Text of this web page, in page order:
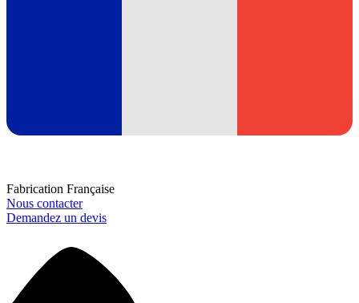
Fabrication Française
Nous contacter
Demandez un devis